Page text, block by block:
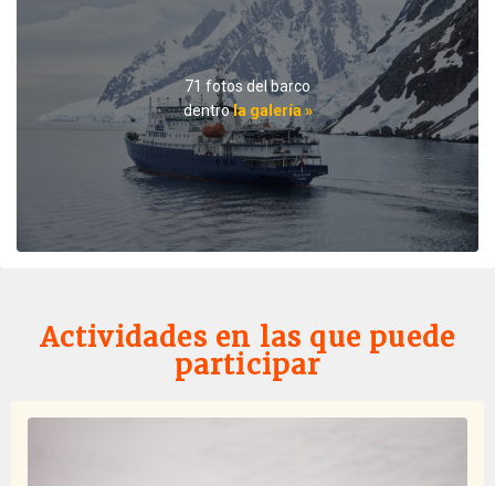
Antarctica
por Hedda von Olnhausen Antártida
Very unique trip to the Antarctic Peninsula and South
Circle. The staff made the trip so special. Experienced
71 fotos del barco
dentrola galería »
Actividades en las que puede
participar